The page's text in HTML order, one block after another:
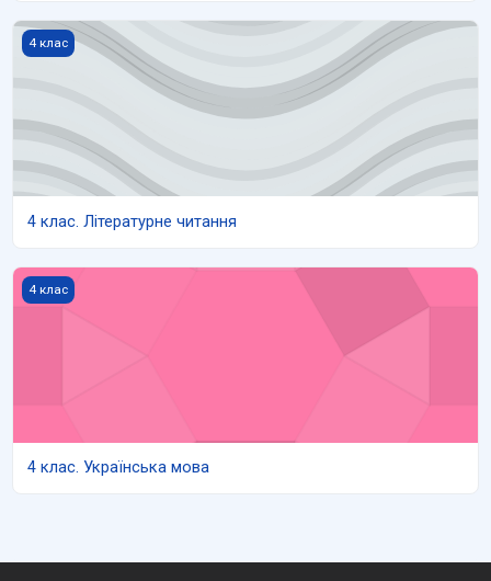
4 клас. Літературне читання
4 клас
4 клас. Літературне читання
4 клас. Українська мова
4 клас
4 клас. Українська мова